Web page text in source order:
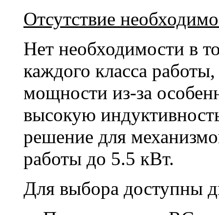
Отсутствие
Нет необходимости в
каждого класса
мощности из-за
высокую
решение для
работы до 5.5 кВт.
Для выбора доступны